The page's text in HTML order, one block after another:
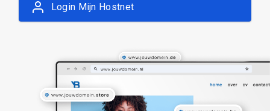
Login Mijn Hostnet